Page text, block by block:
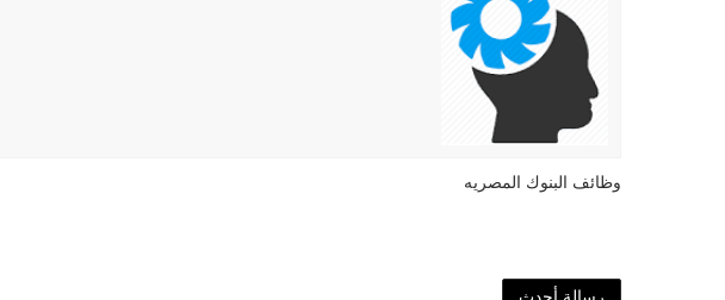
وظائف البنوك المصريه